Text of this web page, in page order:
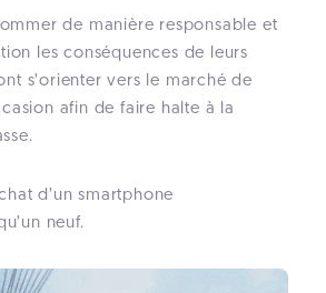
de manière responsable et
les conséquences de leurs
s’orienter vers le marché de
afin de faire halte à la
d’un smartphone
neuf.